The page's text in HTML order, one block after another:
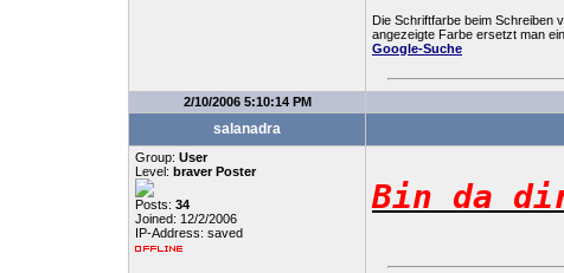
Die Schriftfarbe beim Schreiben
angezeigte Farbe ersetzt man
Google-Suche
2/10/2006 5:10:14 PM
salanadra
Group: User
Level: braver Poster
Posts: 34
Joined: 12/2/2006
IP-Address: saved
Bin da